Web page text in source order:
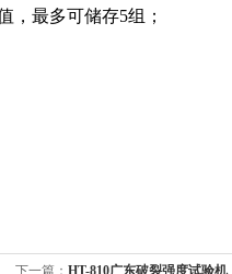
，最多可储存5组；
下一篇： HT-810广东破裂强度试验机